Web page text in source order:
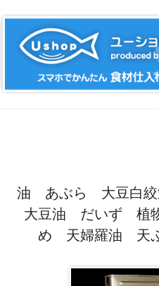
油 あぶら 大豆白
大豆油 だいず 植
め 天婦羅油 天